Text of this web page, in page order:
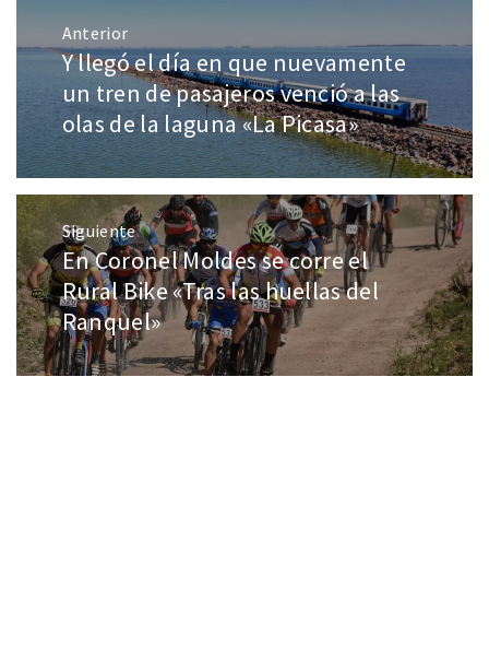
Anterior
Y llegó el día en que nuevamente
un tren de pasajeros venció a las
olas de la laguna «La Picasa»
Siguiente
En Coronel Moldes se corre el
Rural Bike «Tras las huellas del
Ranquel»